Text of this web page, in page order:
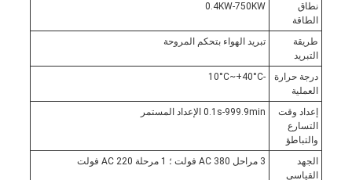
نطاق
الطاقة
0.4KW-750KW
طريقة
التبريد
تبريد الهواء بتحكم المروحة
درجة حرارة
العملية
-10°C~+40°C
إعداد وقت
التسارع
والتباطؤ
0.1s-999.9min الإعداد المستمر
الجهد
القياسي
3 مراحل AC 380 فولت ؛ 1 مرحلة AC 220 فولت